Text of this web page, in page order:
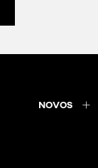
NOVOS